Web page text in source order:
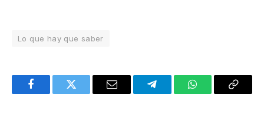
Lo que hay que saber
FacebookTwitter Email TelegramWhatsAppCopy